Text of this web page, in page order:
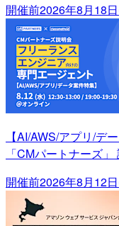
開催前2026年8月18
【AI/AWS/アプリ/デ
「CMパートナーズ
開催前2026年8月12